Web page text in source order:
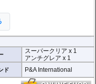
ィスプレイを保護します。
のフィルム(スーパークリアとア
)が入っており
リア :
耐摩耗性が非常に高く、
いフィルム。貼り付けてしまう
じみ、フィルムの存在がほとん
くなります。
スーパークリア x 1
アンチグレア x 1
ド P&A International